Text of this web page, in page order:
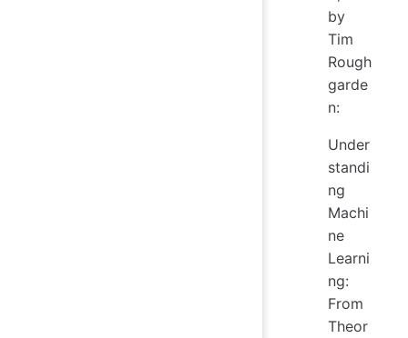
by
Tim
Rough
garde
n:
Under
standi
ng
Machi
ne
Learni
ng:
From
Theor